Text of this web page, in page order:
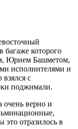
багаже которого
Юрием Башметом,
исполнителями и
с
поджимали.
очень верно и
это отразилось в